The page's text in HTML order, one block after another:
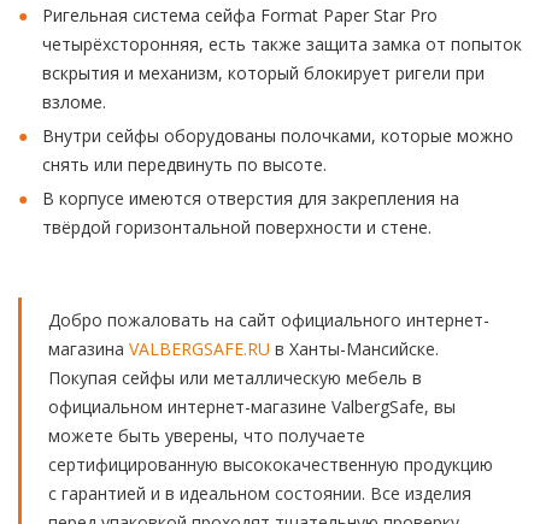
Ригельная система сейфа Format Paper Star Pro
четырёхсторонняя, есть также защита замка от попыток
вскрытия и механизм, который блокирует ригели при
взломе.
Внутри сейфы оборудованы полочками, которые можно
снять или передвинуть по высоте.
В корпусе имеются отверстия для закрепления на
твёрдой горизонтальной поверхности и стене.
Добро пожаловать на сайт официального интернет-
магазина VALBERGSAFE.RU в Ханты-Мансийске.
Покупая сейфы или металлическую мебель в
официальном интернет-магазине ValbergSafe, вы
можете быть уверены, что получаете
сертифицированную высококачественную продукцию
с гарантией и в идеальном состоянии. Все изделия